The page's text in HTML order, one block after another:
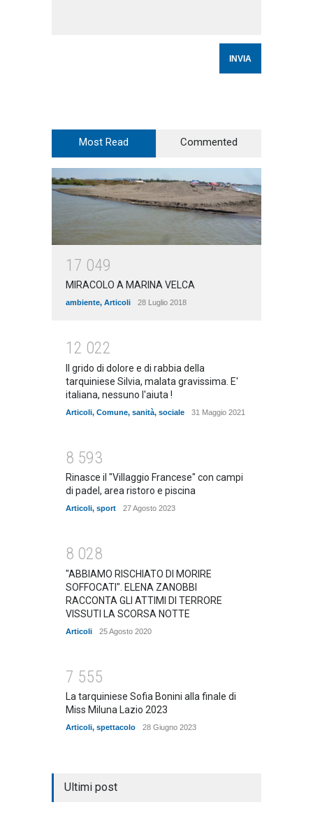
Most Read Commented
1 7 049
MIRACOLO A MARINA VELCA
ambiente, Articoli 28 Luglio 2018
1 2 022
Il grido di dolore e di rabbia della
tarquiniese Silvia, malata gravissima. E'
italiana, nessuno l'aiuta !
Articoli, Comune, sanità, sociale 31 Maggio 2021
8 593
Rinasce il "Villaggio Francese" con campi
di padel, area ristoro e piscina
Articoli, sport 27 Agosto 2023
8 028
"ABBIAMO RISCHIATO DI MORIRE
SOFFOCATI". ELENA ZANOBBI
RACCONTA GLI ATTIMI DI TERRORE
VISSUTI LA SCORSA NOTTE
Articoli 25 Agosto 2020
7 555
La tarquiniese Sofia Bonini alla finale di
Miss Miluna Lazio 2023
Articoli, spettacolo 28 Giugno 2023
Ultimi post